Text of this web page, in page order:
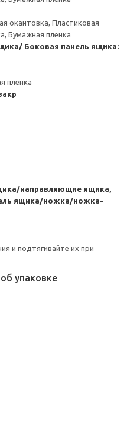
окантовка, Пластиковая
Бумажная пленка
Боковая панель ящика:
пленка
направляющие ящика,
ящика/ножка/ножка-
и подтягивайте их при
упаковке